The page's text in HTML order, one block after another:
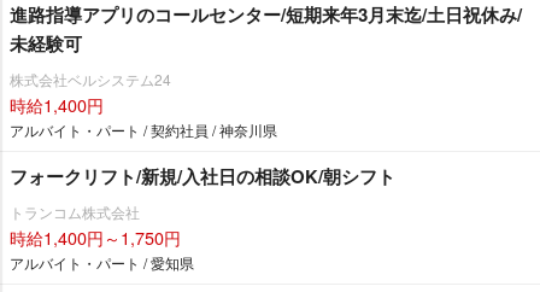
進路指導アプリのコールセンター/短期来年3月末迄/土日祝休み/
未経験可
株式会社ベルシステム24
時給1,400円
アルバイト・パート / 契約社員 / 神奈川県
フォークリフト/新規/入社日の相談OK/朝シフト
トランコム株式会社
時給1,400円～1,750円
アルバイト・パート / 愛知県